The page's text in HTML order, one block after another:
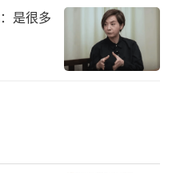
在舞台上闪闪发光
，她的光芒不再来
心的强大与从容。正
丽莎正是那个举着火
是很多